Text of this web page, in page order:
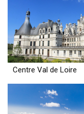
Centre Val de Loire